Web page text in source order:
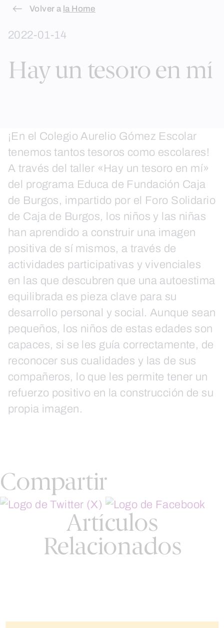
Skip
content
Volver a la Home
2022-01-14
Hay un tesoro en mí
¡En el Colegio Aurelio Gómez Escolar
tenemos tantos tesoros como escolares!
A través del taller «Hay un tesoro en mí»
del programa Educa de Fundación Caja
de Burgos, impartido por el Foro Solidario
de Caja de Burgos, los niños y las niñas
han aprendido a construir una imagen
positiva de sí mismos, a través de
actividades participativas y vivenciales
en las que descubren que una autoestima
equilibrada es pieza clave para su
desarrollo personal y social. Aunque sean
pequeños, los niños de estas edades son
capaces, si se les guía correctamente, de
reconocer sus cualidades y las de sus
compañeros, lo que les permite tener un
refuerzo positivo en la construcción de su
propia imagen.
Compartir
Artículos
Relacionados